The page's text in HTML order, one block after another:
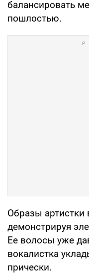
балансировать
пошлостью.
Образы артистки
демонстрируя
Ее волосы уже
вокалистка
прически.